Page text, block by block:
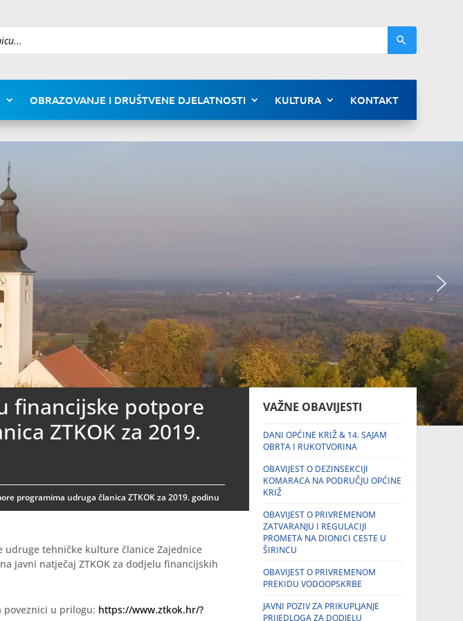
OBRAZOVANJE I DRUŠTVENE DJELATNOSTI KULTURA KONTAKT
financijske potpore
ZTKOK za 2019.
programima udruga članica ZTKOK za 2019. godinu
udruge tehničke kulture članice Zajednice
javni natječaj ZTKOK za dodjelu financijskih
poveznici u prilogu: https://www.ztkok.hr/?
VAŽNE OBAVIJESTI
DANI OPĆINE KRIŽ & 14. SAJAM
OBRTA I RUKOTVORINA
OBAVIJEST O DEZINSEKCIJI
KOMARACA NA PODRUČJU OPĆINE
KRIŽ
OBAVIJEST O PRIVREMENOM
ZATVARANJU I REGULACIJI
PROMETA NA DIONICI CESTE U
ŠIRINCU
OBAVIJEST O PRIVREMENOM
PREKIDU VODOOPSKRBE
JAVNI POZIV ZA PRIKUPLJANJE
PRIJEDLOGA ZA DODJELU